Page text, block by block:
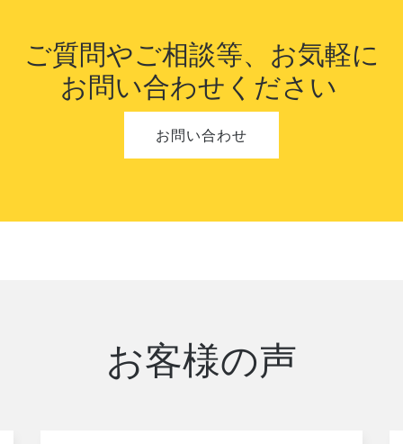
ご質問やご相談等、お気軽に
お問い合わせください
お問い合わせ
お客様の声